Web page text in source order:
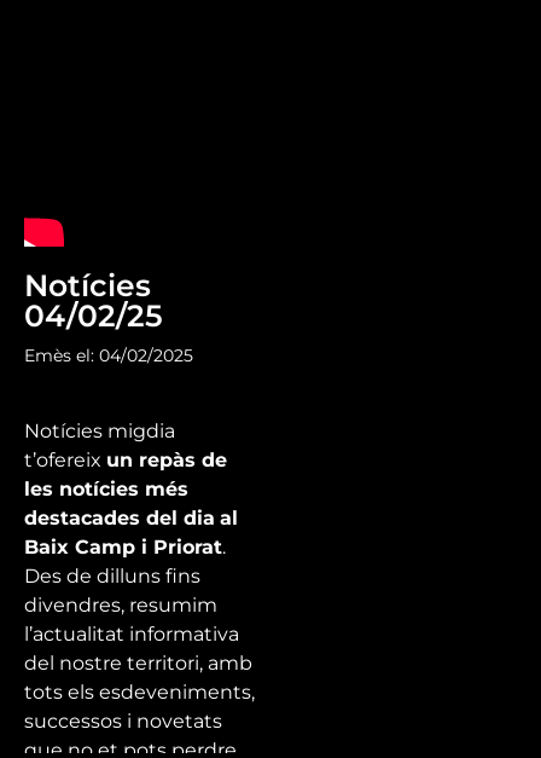
Notícies
04/02/25
Emès el: 04/02/2025
Notícies migdia
t’ofereix un repàs de
les notícies més
destacades del dia al
Baix Camp i Priorat.
Des de dilluns fins
divendres, resumim
l’actualitat informativa
del nostre territori, amb
tots els esdeveniments,
successos i novetats
que no et pots perdre.